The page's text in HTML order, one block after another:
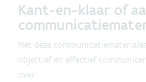
Kant-en-klaar of
Met deze
objectief en effectief
over: